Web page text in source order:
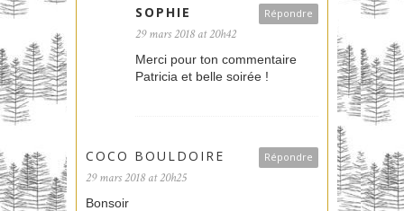
Répondre
SOPHIE
29 mars 2018 at 20h42
Merci pour ton commentaire
Patricia et belle soirée !
Répondre
COCO BOULDOIRE
29 mars 2018 at 20h25
Bonsoir